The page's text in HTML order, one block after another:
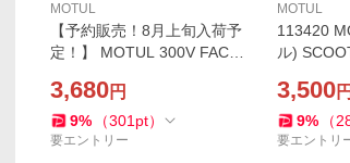
MOTUL
【予約販売！8月上旬入荷予
定！】 MOTUL 300V FACTO
チュール・ファクトリーライ
ン 15w50 1リットル 欧州仕
様パッケージ
3,680円
9% （301 pt）
要エントリー
MOTUL
113420
ル)
00%化学
L
3,500円
9% （
要エントリ